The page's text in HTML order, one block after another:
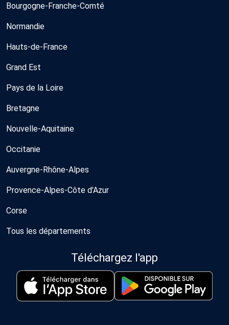
Bourgogne-Franche-Comté
Normandie
Hauts-de-France
Grand Est
Pays de la Loire
Bretagne
Nouvelle-Aquitaine
Occitanie
Auvergne-Rhône-Alpes
Provence-Alpes-Côte d'Azur
Corse
Tous les départements
Téléchargez l'app